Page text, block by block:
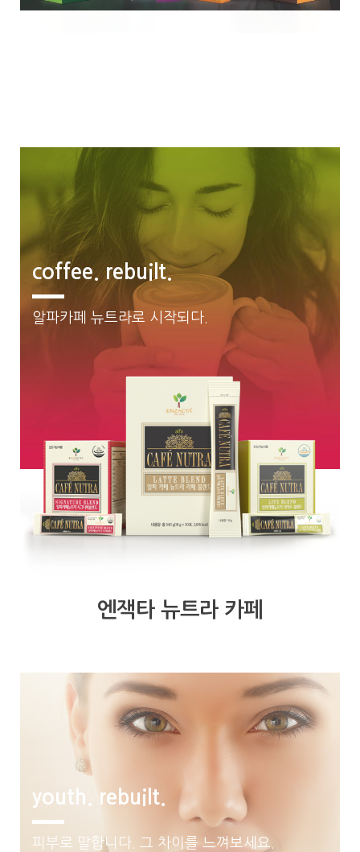
coffee. rebuilt.​
알파카페 뉴트라로 시작되다.
엔잭타 뉴트라 카페
youth. rebuilt.​
피부로 말합니다. 그 차이를 느껴보세요.